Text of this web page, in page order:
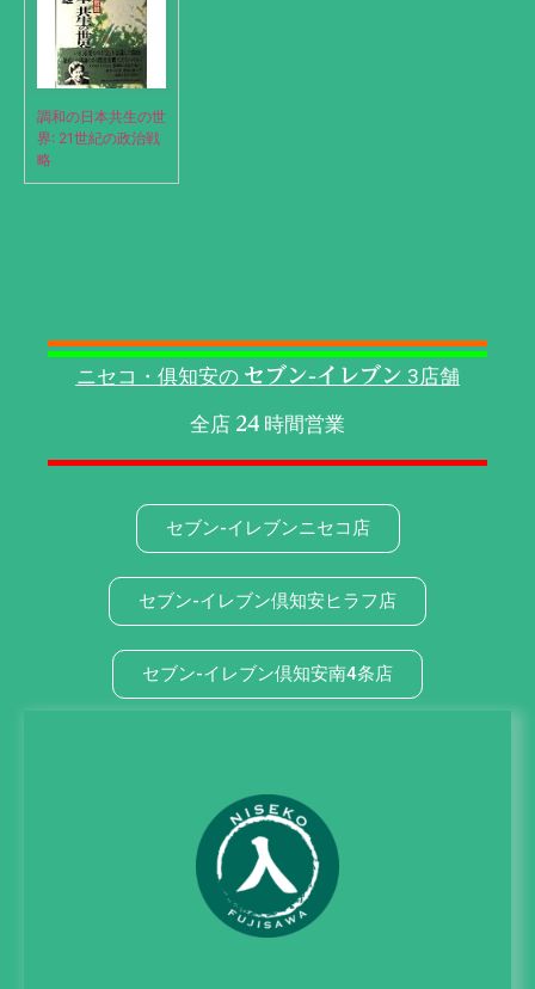
調和の日本共生の世
界: 21世紀の政治戦
略
ニセコ・俱知安の セブン-イレブン 3店舗
全店 24 時間営業
セブン-イレブンニセコ店
セブン-イレブン倶知安ヒラフ店
セブン-イレブン倶知安南4条店